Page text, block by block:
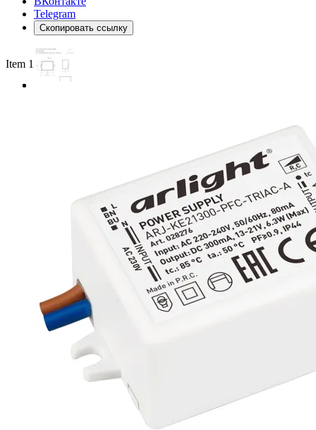
Telegram
Скопировать ссылку
Item 1 of 3